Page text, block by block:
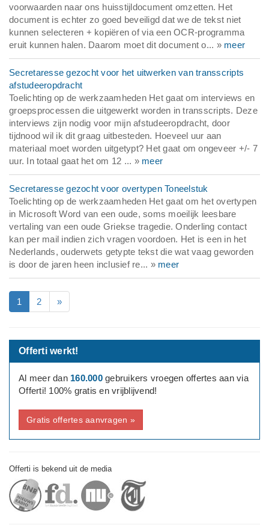
voorwaarden naar ons huisstijldocument omzetten. Het
document is echter zo goed beveiligd dat we de tekst niet
kunnen selecteren + kopiëren of via een OCR-programma
eruit kunnen halen. Daarom moet dit document o... » meer
Secretaresse gezocht voor het uitwerken van transscripts
afstudeeropdracht
Toelichting op de werkzaamheden Het gaat om interviews en
groepsprocessen die uitgewerkt worden in transscripts. Deze
interviews zijn nodig voor mijn afstudeeropdracht, door
tijdnood wil ik dit graag uitbesteden. Hoeveel uur aan
materiaal moet worden uitgetypt? Het gaat om ongeveer +/- 7
uur. In totaal gaat het om 12 ... » meer
Secretaresse gezocht voor overtypen Toneelstuk
Toelichting op de werkzaamheden Het gaat om het overtypen
in Microsoft Word van een oude, soms moeilijk leesbare
vertaling van een oude Griekse tragedie. Onderling contact
kan per mail indien zich vragen voordoen. Het is een in het
Nederlands, ouderwets getypte tekst die wat vaag geworden
is door de jaren heen inclusief re... » meer
1 2 »
Offerti werkt!
Al meer dan 160.000gebruikers vroegen offertes aan via
Offerti! 100% gratis en vrijblijvend!
Gratis offertes aanvragen »
Offerti is bekend uit de media